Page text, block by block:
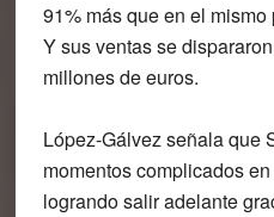
91% más que en el
Y sus ventas se
millones de euros.
López-Gálvez señala que
momentos complicados
logrando salir adelante